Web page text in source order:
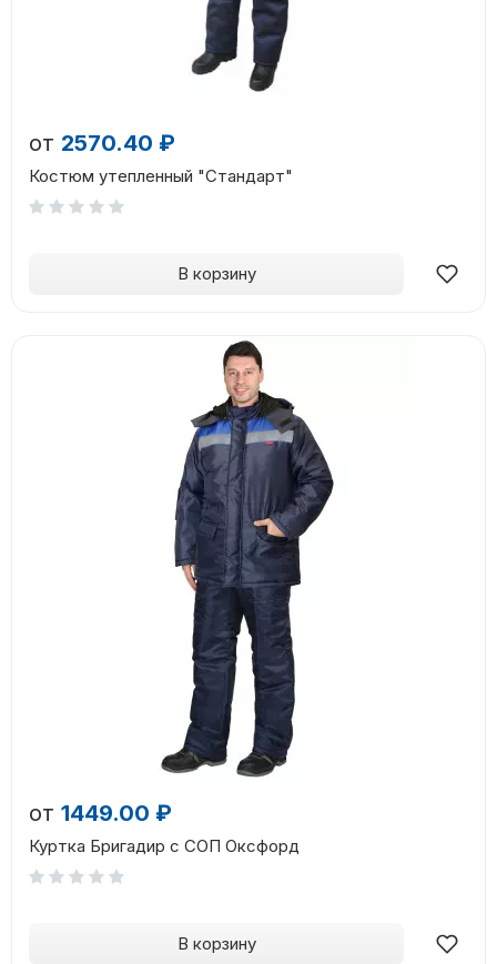
от 2570.40 ₽
Костюм утепленный "Стандарт"
В корзину
от 1449.00 ₽
Куртка Бригадир с СОП Оксфорд
В корзину